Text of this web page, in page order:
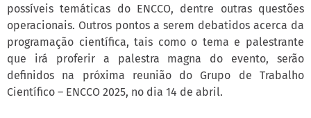
possíveis temáticas do ENCCO, dentre outras questões
operacionais. Outros pontos a serem debatidos acerca da
programação científica, tais como o tema e palestrante
que irá proferir a palestra magna do evento, serão
definidos na próxima reunião do Grupo de Trabalho
Científico – ENCCO 2025, no dia 14 de abril.